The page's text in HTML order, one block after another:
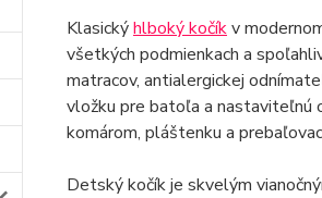
Klasickýhlboký kočíkv
všetkých podmienkach a
matracov, antialergickej
vložku pre batoľa a nastaviteľnú
komárom, pláštenku a
Detský kočík je skvelým